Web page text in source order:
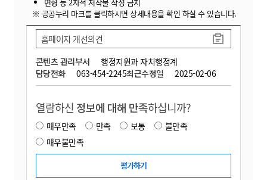
※ 공공누리 마크를 클릭하시면 상세내용을 확인 하실 수 있습니다.
콘텐츠 관리부서
행정지원과 자치행정계
담당전화
063-454-2245최근수정일 2025-02-06
홈페이지 개선의견
열람하신 정보에 대해 만족하십니까?
매우만족 만족 보통
불만족
매우불만족